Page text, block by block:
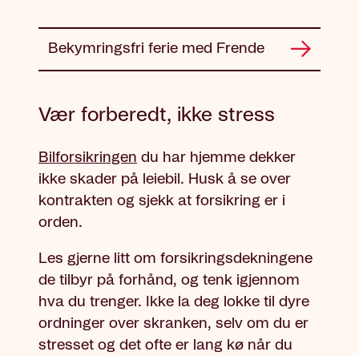
Bekymringsfri ferie med Frende
Vær forberedt, ikke stress
Bilforsikringen du har hjemme dekker
ikke skader på leiebil. Husk å se over
kontrakten og sjekk at forsikring er i
orden.
Les gjerne litt om forsikringsdekningene
de tilbyr på forhånd, og tenk igjennom
hva du trenger. Ikke la deg lokke til dyre
ordninger over skranken, selv om du er
stresset og det ofte er lang kø når du